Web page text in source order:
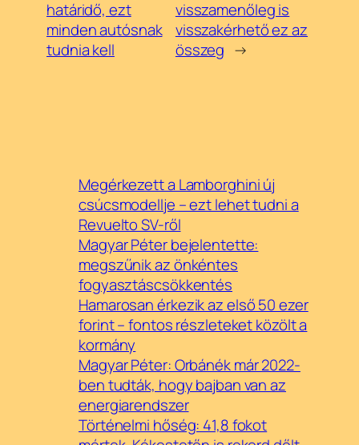
határidő, ezt
minden autósnak
tudnia kell
visszamenőleg is
visszakérhető ez az
összeg →
Megérkezett a Lamborghini új
csúcsmodellje – ezt lehet tudni a
Revuelto SV-ről
Magyar Péter bejelentette:
megszűnik az önkéntes
fogyasztáscsökkentés
Hamarosan érkezik az első 50 ezer
forint – fontos részleteket közölt a
kormány
Magyar Péter: Orbánék már 2022-
ben tudták, hogy bajban van az
energiarendszer
Történelmi hőség: 41,8 fokot